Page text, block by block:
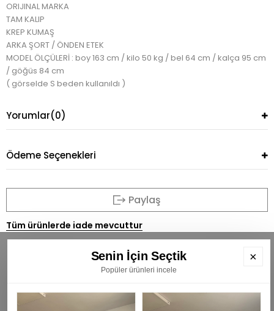
ORIJINAL MARKA
TAM KALIP
KREP KUMAŞ
ARKA ŞORT / ÖNDEN ETEK
MODEL ÖLÇÜLERİ : boy 163 cm / kilo 50 kg / bel 64 cm / kalça 95 cm
/ göğüs 84 cm
( görselde S beden kullanıldı )
Yorumlar(0)
Ödeme Seçenekleri
Paylaş
Tüm ürünlerde iade mevcuttur
BÜLTENİMİZE ÜYE OLUN
Senin İçin Seçtik
Popüler ürünleri incele
×